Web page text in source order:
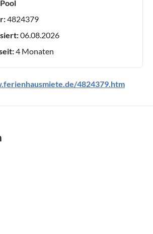
Pool
4824379
06.08.2026
4 Monaten
4824379.htm